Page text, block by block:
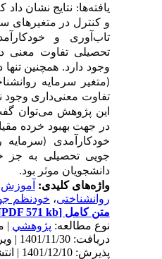
یافته‌ها: نتایج نشان داد
و کنترل در متغیر‌های
تابآوری و
تحصیلی تفاوت معنی
وجود دارد. همچنین
(متغیر سرمایه
تفاوت معنیداری وجود
این پژوهش می‌توان
در جهت بهبود خرده
خودکارآمدی (سرمایه
جویی تحصیلی به جز
دانشجویان موثر بود.
واژه‌های کلیدی:آموزش
روانشناختی،خودنظم
متن کامل[PDF 571 kb]
نوع مطالعه:پژوهشي|
پذیرش: 1401/12/10 | انتشار: 1401/12/10